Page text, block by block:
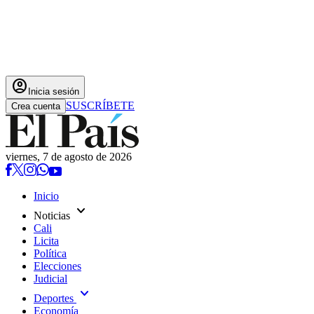
account_circle Inicia sesión
Crea cuenta SUSCRÍBETE
viernes, 7 de agosto de 2026
Inicio
Noticias expand_more
Cali
Licita
Política
Elecciones
Judicial
Deportes expand_more
Economía